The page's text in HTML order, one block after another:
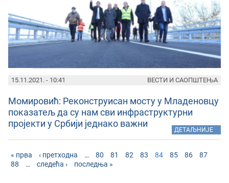
15.11.2021. - 10:41
Момировић: Реконструисан мосту у Младеновцу
показатељ да су нам сви инфраструктурни
пројекти у Србији једнако важни
ДЕТАЉНИЈЕ
ВЕСТИ И САОПШТЕЊА
« прва ‹ претходна … 80 81 82 83 84 85 86
87
88
… следећа › последња »